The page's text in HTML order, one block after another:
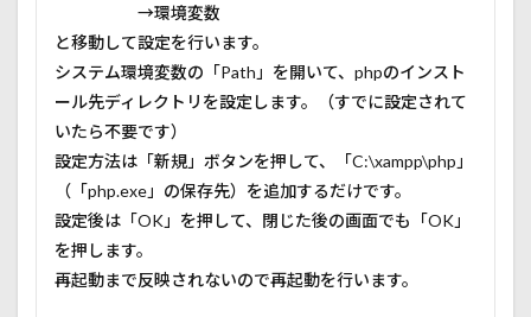
→環境変数
と移動して設定を行います。
システム環境変数の「Path」を開いて、phpのインスト
ール先ディレクトリを設定します。（すでに設定されて
いたら不要です）
設定方法は「新規」ボタンを押して、「C:\xampp\php」
（「php.exe」の保存先）を追加するだけです。
設定後は「OK」を押して、閉じた後の画面でも「OK」
を押します。
再起動まで反映されないので再起動を行います。